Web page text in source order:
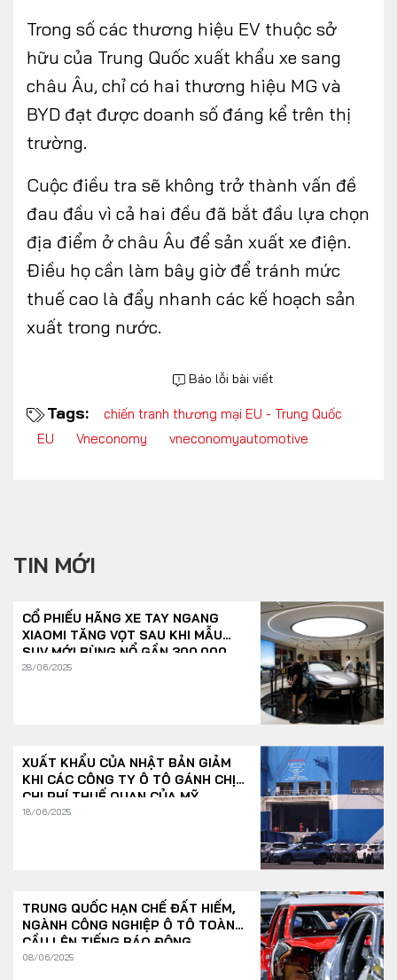
Trong số các thương hiệu EV thuộc sở
hữu của Trung Quốc xuất khẩu xe sang
châu Âu, chỉ có hai thương hiệu MG và
BYD đạt được doanh số đáng kể trên thị
trường.
Cuộc điều tra sẽ không trở thành vấn đề
đau đầu vì cả hai đều đã bắt đầu lựa chọn
địa điểm ở châu Âu để sản xuất xe điện.
Điều họ cần làm bây giờ để tránh mức
thuế cao là đẩy nhanh các kế hoạch sản
xuất trong nước.
Báo lỗi bài viết
Tags:
chiến tranh thương mại EU - Trung Quốc
EU
Vneconomy vneconomyautomotive
TIN MỚI
CỔ PHIẾU HÃNG XE TAY NGANG
XIAOMI TĂNG VỌT SAU KHI MẪU
SUV MỚI BÙNG NỔ GẦN 300.000
ĐƠN/GIỜ
28/06/2025
XUẤT KHẨU CỦA NHẬT BẢN GIẢM
KHI CÁC CÔNG TY Ô TÔ GÁNH CHỊU
CHI PHÍ THUẾ QUAN CỦA MỸ
18/06/2025
TRUNG QUỐC HẠN CHẾ ĐẤT HIẾM,
NGÀNH CÔNG NGHIỆP Ô TÔ TOÀN
CẦU LÊN TIẾNG BÁO ĐỘNG
08/06/2025